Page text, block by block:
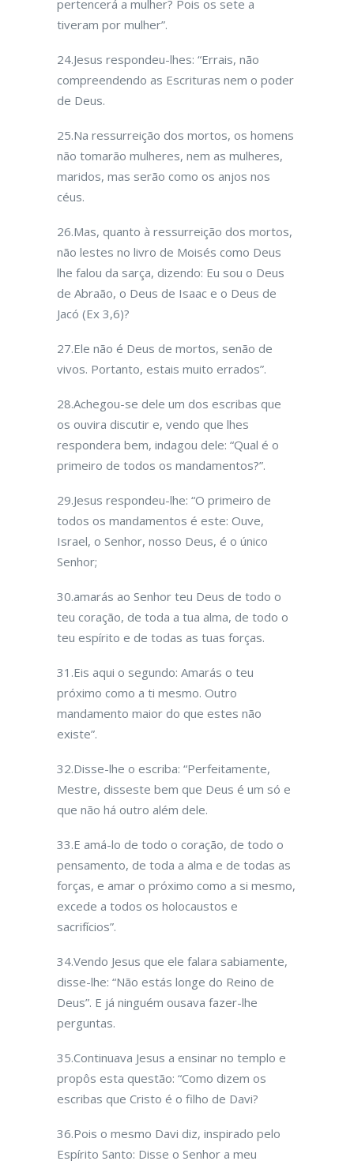
pertencerá a mulher? Pois os sete a
tiveram por mulher”.
24.Jesus respondeu-lhes: “Errais, não
compreendendo as Escrituras nem o poder
de Deus.
25.Na ressurreição dos mortos, os homens
não tomarão mulheres, nem as mulheres,
maridos, mas serão como os anjos nos
céus.
26.Mas, quanto à ressurreição dos mortos,
não lestes no livro de Moisés como Deus
lhe falou da sarça, dizendo: Eu sou o Deus
de Abraão, o Deus de Isaac e o Deus de
Jacó (Ex 3,6)?
27.Ele não é Deus de mortos, senão de
vivos. Portanto, estais muito errados”.
28.Achegou-se dele um dos escribas que
os ouvira discutir e, vendo que lhes
respondera bem, indagou dele: “Qual é o
primeiro de todos os mandamentos?”.
29.Jesus respondeu-lhe: “O primeiro de
todos os mandamentos é este: Ouve,
Israel, o Senhor, nosso Deus, é o único
Senhor;
30.amarás ao Senhor teu Deus de todo o
teu coração, de toda a tua alma, de todo o
teu espírito e de todas as tuas forças.
31.Eis aqui o segundo: Amarás o teu
próximo como a ti mesmo. Outro
mandamento maior do que estes não
existe”.
32.Disse-lhe o escriba: “Perfeitamente,
Mestre, disseste bem que Deus é um só e
que não há outro além dele.
33.E amá-lo de todo o coração, de todo o
pensamento, de toda a alma e de todas as
forças, e amar o próximo como a si mesmo,
excede a todos os holocaustos e
sacrifícios”.
34.Vendo Jesus que ele falara sabiamente,
disse-lhe: “Não estás longe do Rei­no de
Deus”. E já ninguém ousava fazer-lhe
perguntas.
35.Continuava Jesus a ensinar no templo e
propôs esta questão: “Como dizem os
escribas que Cristo é o filho de Davi?
36.Pois o mesmo Davi diz, inspirado pelo
Espírito Santo: Disse o Senhor a meu